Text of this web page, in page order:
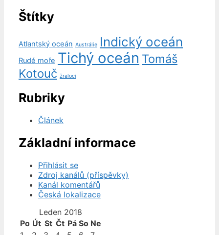
Štítky
Atlantský oceán Austrálie Indický oceán
Rudé moře Tichý oceán Tomáš
Kotouč žraloci
Rubriky
Článek
Základní informace
Přihlásit se
Zdroj kanálů (příspěvky)
Kanál komentářů
Česká lokalizace
Leden 2018
Po Út St Čt Pá So Ne